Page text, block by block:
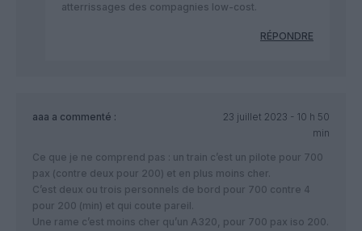
atterrissages des compagnies low-cost.
RÉPONDRE
aaa a commenté :
23 juillet 2023 - 10 h 50
min
Ce que je ne comprend pas : un train c’est un pilote pour 700
pax (contre deux pour 200) et en plus moins cher.
C’est deux ou trois personnels de bord pour 700 contre 4
pour 200 (min) et qui coute pareil.
Une rame c’est moins cher qu’un A320, pour 700 pax iso 200.